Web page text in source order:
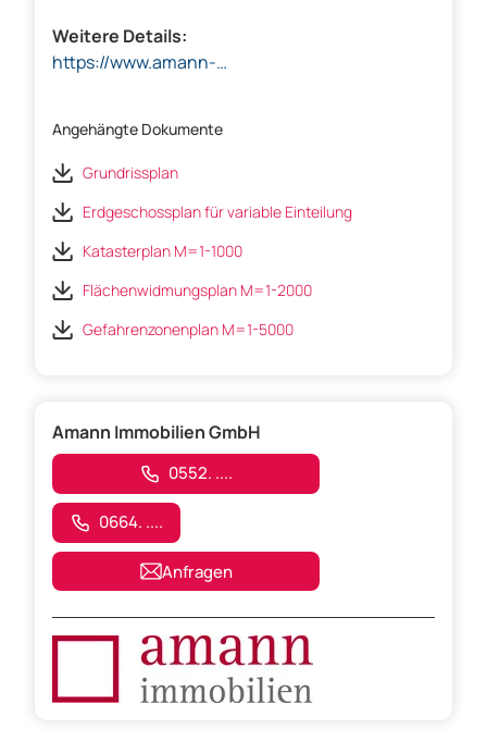
Weitere Details:
https://www.amann-
Angehängte Dokumente
Grundrissplan
Erdgeschossplan für variable Einteilung
Katasterplan M=1-1000
Flächenwidmungsplan M=1-2000
Gefahrenzonenplan M=1-5000
Amann Immobilien GmbH
0552. ....
0664. ....
Anfragen